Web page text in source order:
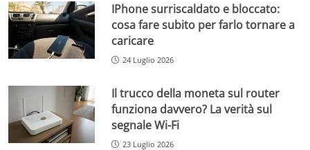
IPhone surriscaldato e bloccato:
cosa fare subito per farlo tornare a
caricare
24 Luglio 2026
Il trucco della moneta sul router
funziona davvero? La verità sul
segnale Wi-Fi
23 Luglio 2026